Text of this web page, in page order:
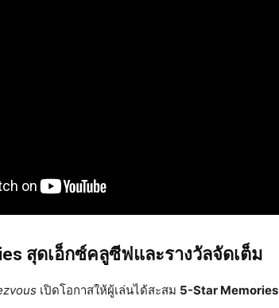
สุดเอ็กซ์คลูซีฟและรางวัลจัดเต็ม
เปิดโอกาสให้ผู้เล่นได้สะสม 5-Star Memories